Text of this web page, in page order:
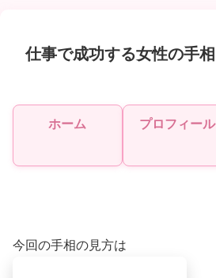
仕事で成功する女性の手相
ホーム プロフィール
今回の手相の見方は